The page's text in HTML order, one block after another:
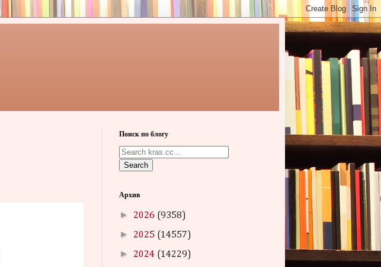
Поиск по блогу
Search
Архив
► 2026 (9358)
► 2025 (14557)
► 2024 (14229)